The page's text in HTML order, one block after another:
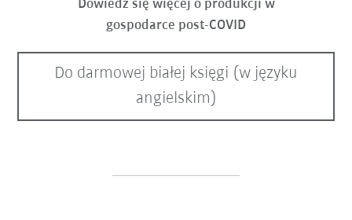
Dowiedz się więcej o produkcji w
gospodarce post-COVID
Do darmowej białej księgi (w języku
angielskim)